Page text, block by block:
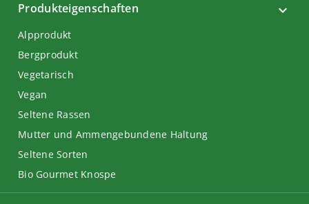
Produkteigenschaften
Alpprodukt
Bergprodukt
Vegetarisch
Vegan
Seltene Rassen
Mutter und Ammengebundene Haltung
Seltene Sorten
Bio Gourmet Knospe